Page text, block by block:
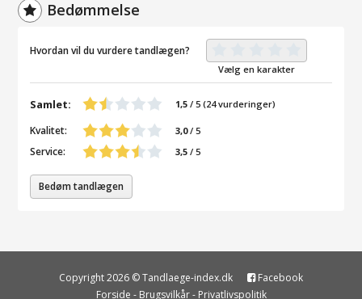
Bedømmelse
Hvordan vil du vurdere tandlægen?
Vælg en karakter
Samlet: 1,5 /5 (24vurderinger)
Kvalitet: 3,0/ 5
Service: 3,5 / 5
Bedøm tandlægen
Copyright 2026 © Tandlaege-index.dk
Facebook
Forside - Brugsvilkår- Privatlivspolitik